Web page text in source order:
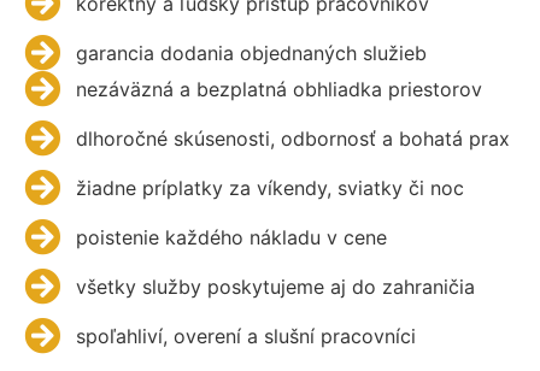
garancia dodania objednaných služieb
nezáväzná a bezplatná obhliadka priestorov
dlhoročné skúsenosti, odbornosť a bohatá prax
žiadne príplatky za víkendy, sviatky či noc
poistenie každého nákladu v cene
všetky služby poskytujeme aj do zahraničia
spoľahliví, overení a slušní pracovníci